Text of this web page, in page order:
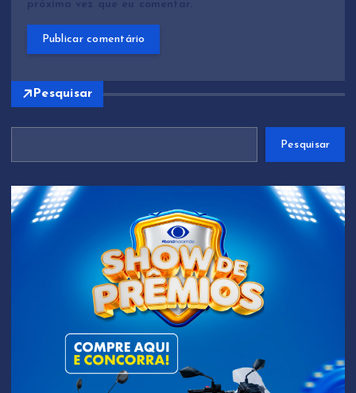
próxima vez que eu comentar.
Pesquisar
Pesquisar